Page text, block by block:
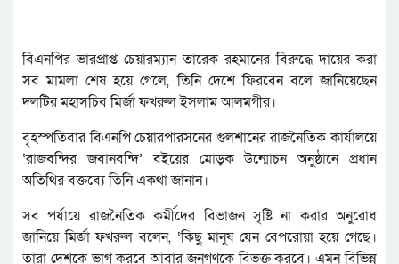
বিএনপির ভারপ্রাপ্ত চেয়ারম্যান তারেক রহমানের বিরুদ্ধে দায়ের করা
সব মামলা শেষ হয়ে গেলে, তিনি দেশে ফিরবেন বলে জানিয়েছেন
দলটির মহাসচিব মির্জা ফখরুল ইসলাম আলমগীর।
বৃহস্পতিবার বিএনপি চেয়ারপারসনের গুলশানের রাজনৈতিক কার্যালয়ে
‘রাজবন্দির জবানবন্দি’ বইয়ের মোড়ক উন্মোচন অনুষ্ঠানে প্রধান
অতিথির বক্তব্যে তিনি একথা জানান।
সব পর্যায়ে রাজনৈতিক কর্মীদের বিভাজন সৃষ্টি না করার অনুরোধ
জানিয়ে মির্জা ফখরুল বলেন, ‘কিছু মানুষ যেন বেপরোয়া হয়ে গেছে।
তারা দেশকে ভাগ করবে আবার জনগণকে বিভক্ত করবে। এমন বিভিন্ন